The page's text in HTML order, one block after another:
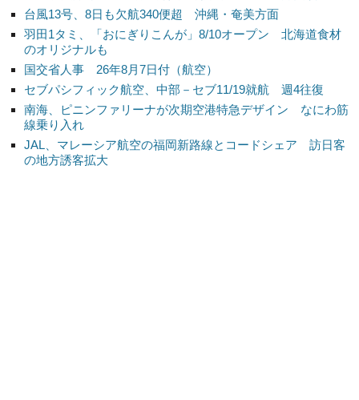
台風13号、8日も欠航340便超 沖縄・奄美方面
羽田1タミ、「おにぎりこんが」8/10オープン 北海道食材
のオリジナルも
国交省人事 26年8月7日付（航空）
セブパシフィック航空、中部－セブ11/19就航 週4往復
南海、ピニンファリーナが次期空港特急デザイン なにわ筋
線乗り入れ
JAL、マレーシア航空の福岡新路線とコードシェア 訪日客
の地方誘客拡大